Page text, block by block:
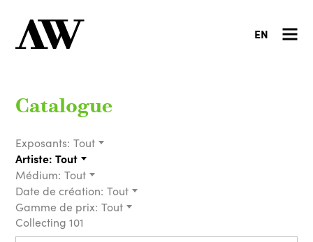
EN
Catalogue
Exposants: Tout
Artiste: Tout
Médium: Tout
Date de création: Tout
Gamme de prix: Tout
Collecting 101